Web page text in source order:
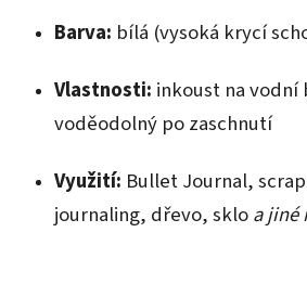
Barva: bílá (vysoká krycí
Vlastnosti: inkoust na vodní
voděodolný po zaschnutí
Využití: Bullet Journal,
journaling, dřevo, skloa jiné